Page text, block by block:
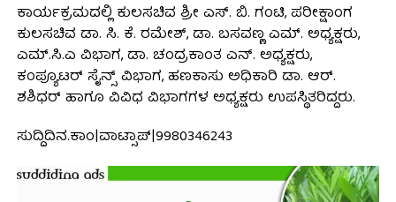
ಕಾರ್ಯಕ್ರಮದಲ್ಲಿ ಕುಲಸಚಿವ ಶ್ರೀ ಎಸ್. ಬಿ. ಗಂಟಿ, ಪರೀಕ್ಷಾಂಗ
ಕುಲಸಚಿವ ಡಾ. ಸಿ. ಕೆ. ರಮೇಶ್, ಡಾ. ಬಸವಣ್ಣ ಎಮ್. ಅಧ್ಯಕ್ಷರು,
ಎಮ್.ಸಿ.ಎ ವಿಭಾಗ, ಡಾ. ಚಂದ್ರಕಾಂತ ಎನ್. ಅಧ್ಯಕ್ಷರು,
ಕಂಪ್ಯೂಟರ್ ಸೈನ್ಸ್ ವಿಭಾಗ, ಹಣಕಾಸು ಅಧಿಕಾರಿ ಡಾ. ಆರ್.
ಶಶಿಧರ್ ಹಾಗೂ ವಿವಿಧ ವಿಭಾಗಗಳ ಅಧ್ಯಕ್ಷರು ಉಪಸ್ಥಿತರಿದ್ದರು.
ಸುದ್ದಿದಿನ.ಕಾಂ|ವಾಟ್ಸಾಪ್|9980346243